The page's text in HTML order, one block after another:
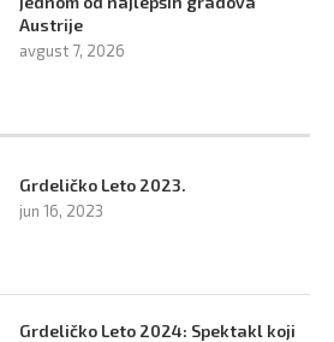
Austrije
avgust 7, 2026
Grdeličko Leto 2023.
jun 16, 2023
Grdeličko Leto 2024: Spektakl koji